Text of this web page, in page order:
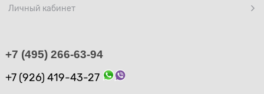
Личный кабинет
+7 (495) 266-63-94
+7 (926) 419-43-27